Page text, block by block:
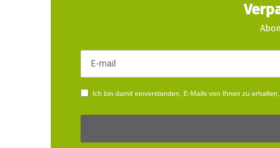
Ich bin damit einverstanden, E-Mails von Ihnen zu